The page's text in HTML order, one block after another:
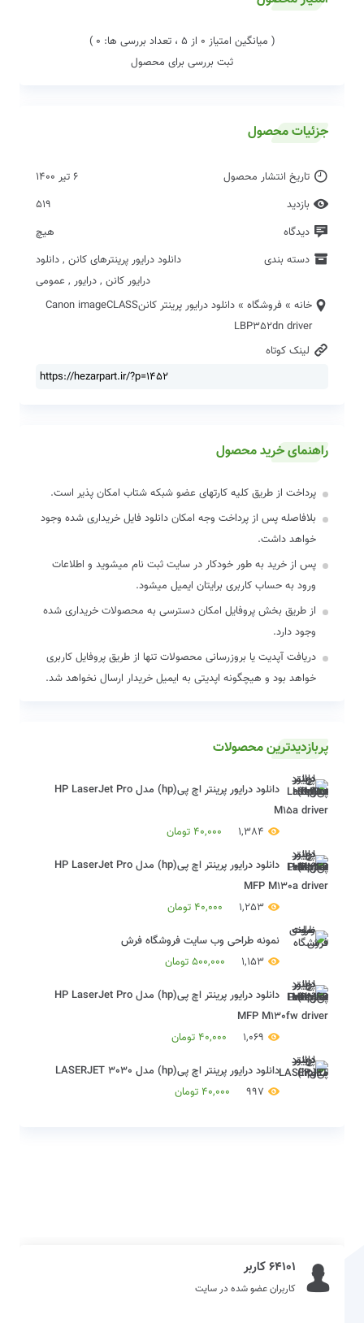
( میانگین امتیاز 0 از 5 ، تعداد بررسی ها: 0 )
ثبت بررسی برای محصول
جزئیات محصول
تاریخ انتشار محصول
6 تیر 1400
بازدید
519
دیدگاه
هیچ
دسته بندی
دانلود درایور پرینترهای کانن , دانلود
درایور کانن , درایور , عمومی
خانه » فروشگاه »
دانلود درایور پرینتر کاننCanon imageCLASS
LBP352dn driver
لینک کوتاه
راهنمای خرید محصول
پرداخت از طریق کلیه کارتهای عضو شبکه شتاب امکان پذیر است.
بلافاصله پس از پرداخت وجه امکان دانلود فایل خریداری شده وجود
خواهد داشت.
پس از خرید به طور خودکار در سایت ثبت نام میشوید و اطلاعات
ورود به حساب کاربری برایتان ایمیل میشود.
از طریق بخش پروفایل امکان دسترسی به محصولات خریداری شده
وجود دارد.
دریافت آپدیت یا بروزرسانی محصولات تنها از طریق پروفایل کاربری
خواهد بود و هیچگونه اپدیتی به ایمیل خریدار ارسال نخواهد شد.
پربازدیدترین محصولات
دانلود درایور پرینتر اچ پی(hp) مدل HP LaserJet Pro
M15a driver
1,384
40,000 تومان
دانلود درایور پرینتر اچ پی(hp) مدل HP LaserJet Pro
MFP M130a driver
1,253
40,000 تومان
نمونه طراحی وب سایت فروشگاه فرش
1,153
500,000 تومان
دانلود درایور پرینتر اچ پی(hp) مدل HP LaserJet Pro
MFP M130fw driver
1,069
40,000 تومان
دانلود درایور پرینتر اچ پی(hp) مدل LASERJET 3030
997
40,000 تومان
64101 کاربر
کاربران عضو شده در سایت